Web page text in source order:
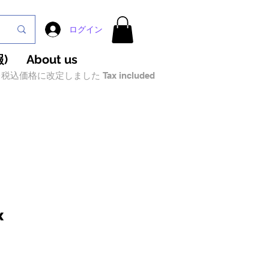
ログイン
) About us
込価格に改定しました Tax included